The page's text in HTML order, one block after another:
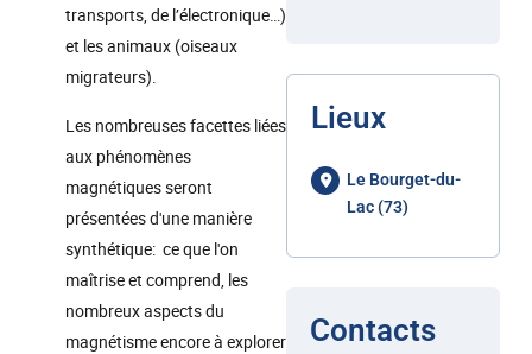
transports, de l’électronique…)
et les animaux (oiseaux
migrateurs).
Les nombreuses facettes liées
aux phénomènes
magnétiques seront
présentées d'une manière
synthétique: ce que l'on
maîtrise et comprend, les
nombreux aspects du
magnétisme encore à explorer
Lieux
Le Bourget-du-
Lac (73)
Contacts